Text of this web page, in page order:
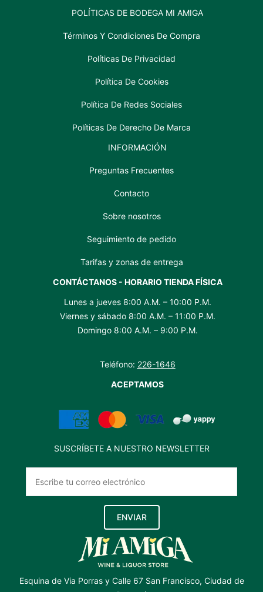
POLÍTICAS DE BODEGA MI AMIGA
Términos Y Condiciones De Compra
Políticas De Privacidad
Política De Cookies
Política De Redes Sociales
Políticas De Derecho De Marca
INFORMACIÓN
Preguntas Frecuentes
Contacto
Sobre nosotros
Seguimiento de pedido
Tarifas y zonas de entrega
CONTÁCTANOS - HORARIO TIENDA FÍSICA
Lunes a jueves 8:00 A.M. – 10:00 P.M.
Viernes y sábado 8:00 A.M. – 11:00 P.M.
Domingo 8:00 A.M. – 9:00 P.M.
Teléfono: 226-1646
ACEPTAMOS
SUSCRÍBETE A NUESTRO NEWSLETTER
ENVIAR
Esquina de Via Porras y Calle 67 San Francisco, Ciudad de